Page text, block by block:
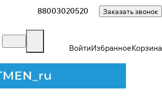
88003020520 Заказать звонок
ВойтиИзбранноеКорзина